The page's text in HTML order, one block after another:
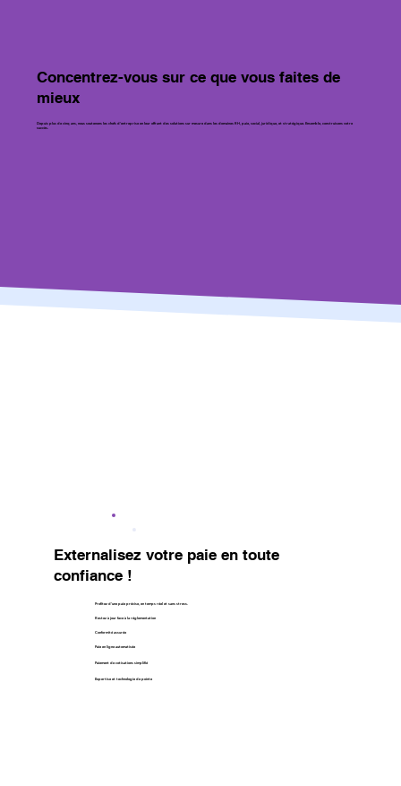
Externalisez votre paie en toute
confiance !
Profitez d'une paie précise, en temps réel et sans stress.
Restez à jour face à la réglementation
Conformité assurée
Paie en ligne automatisée
Paiement de cotisations simplifié
Expertise et technologie de pointe
Concentrez-vous sur ce que vous faites de
mieux
Depuis plus de cinq ans, nous soutenons les chefs d'entreprise en leur offrant des solutions sur mesure dans les domaines RH, paie, social, juridique, et stratégique. Ensemble, construisons votre
succès.